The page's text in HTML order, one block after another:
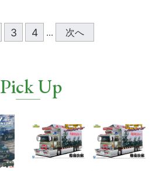
3 4 ... 次へ
Pick Up